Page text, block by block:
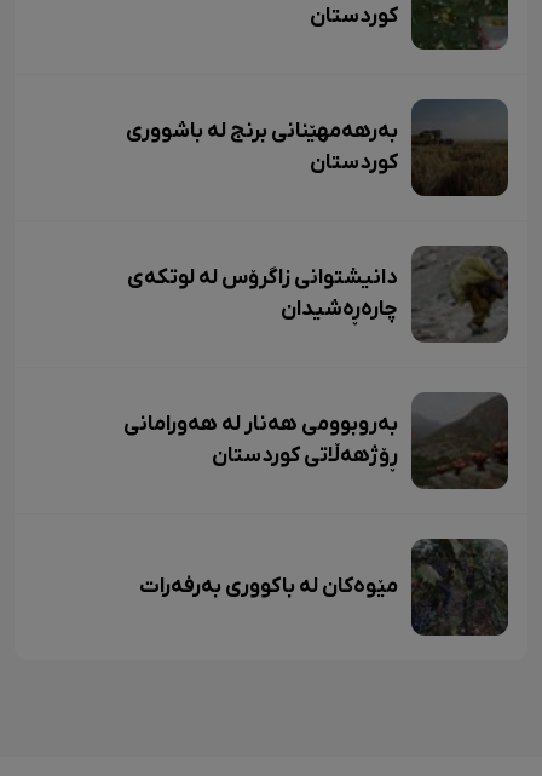
کوردستان
بەرهەمهێنانی برنج لە باشووری
کوردستان
دانیشتوانی زاگرۆس لە لوتکەی
چارەڕەشیدان
بەروبوومی هەنار لە هەورامانی
ڕۆژهەڵاتی کوردستان
مێوەکان لە باکووری بەرفەرات